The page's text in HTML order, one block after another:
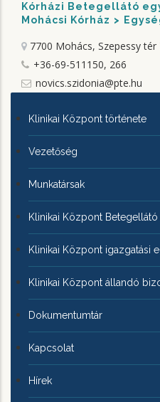
Kórházi Betegellátó
Mohácsi Kórház
7700 Mohács, Szepessy tér
+36-69-511150, 266
novics.szidonia@pte.hu
KLINIKAI
KÖZPONTRÓL
Klinikai Központ története
Vezetőség
Munkatársak
Klinikai Központ
Klinikai Központ igazgatási
Klinikai Központ állandó
Dokumentumtár
Kapcsolat
Hírek